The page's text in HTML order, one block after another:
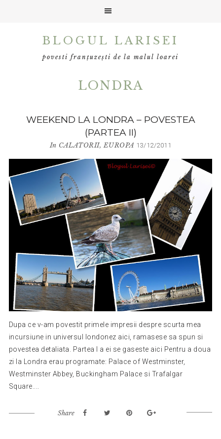
BLOGUL LARISEI
povesti franțuzești de la malul loarei
LONDRA
WEEKEND LA LONDRA – POVESTEA
(PARTEA II)
In CALATORII,EUROPA 13/12/2011
Dupa ce v-am povestit primele impresii despre scurta mea
incursiune in universul londonez aici, ramasese sa spun si
povestea detaliata. Partea I a ei se gaseste aici Pentru a doua
zi la Londra erau programate: Palace of Westminster,
Westminster Abbey, Buckingham Palace si Trafalgar
Square....
Share